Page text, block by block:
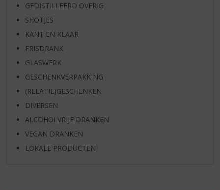
GEDISTILLEERD OVERIG
SHOTJES
KANT EN KLAAR
FRISDRANK
GLASWERK
GESCHENKVERPAKKING
(RELATIE)GESCHENKEN
DIVERSEN
ALCOHOLVRIJE DRANKEN
VEGAN DRANKEN
LOKALE PRODUCTEN